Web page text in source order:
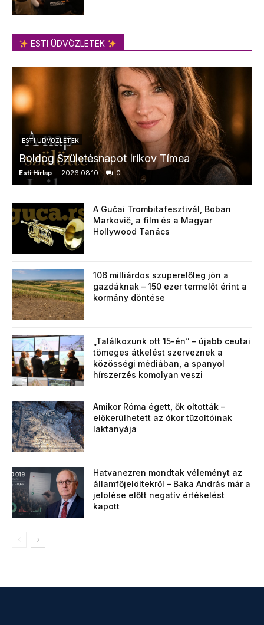
ESTI ÜDVÖZLETEK
ESTI ÜDVÖZLETEK
Boldog Születésnapot Irikov Tímea
Esti Hírlap - 2026.08.10. 0
A Gučai Trombitafesztivál, Boban
Markovič, a film és a Magyar
Hollywood Tanács
106 milliárdos szuperelőleg jön a
gazdáknak – 150 ezer termelőt érint a
kormány döntése
„Találkozunk ott 15-én” – újabb ceutai
tömeges átkelést szerveznek a
közösségi médiában, a spanyol
hírszerzés komolyan veszi
Amikor Róma égett, ők oltották –
előkerülhetett az ókor tűzoltóinak
laktanyája
Hatvanezren mondtak véleményt az
államfőjelöltekről – Baka András már a
jelölése előtt negatív értékelést
kapott